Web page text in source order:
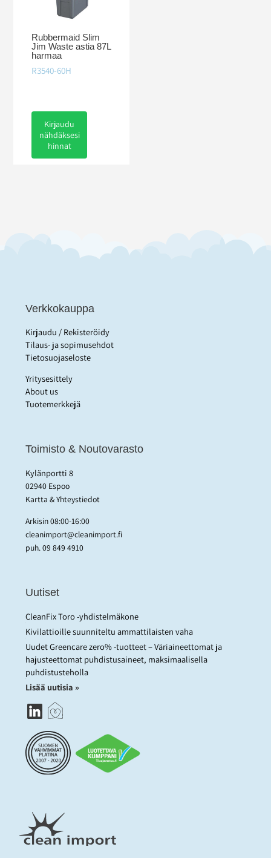
Rubbermaid Slim
Jim Waste astia 87L
harmaa
R3540-60H
Kirjaudu
nähdäksesi
hinnat
Verkkokauppa
Kirjaudu / Rekisteröidy
Tilaus- ja sopimusehdot
Tietosuojaseloste
Yritysesittely
About us
Tuotemerkkejä
Toimisto & Noutovarasto
Kylänportti 8
02940 Espoo
Kartta & Yhteystiedot
Arkisin 08:00-16:00
cleanimport@cleanimport.fi
puh.09 849 4910
Uutiset
CleanFix Toro -yhdistelmäkone
Kivilattioille suunniteltu ammattilaisten vaha
Uudet Greencare zero% -tuotteet – Väriaineettomat ja
hajusteettomat puhdistusaineet, maksimaalisella
puhdistusteholla
Lisää uutisia »